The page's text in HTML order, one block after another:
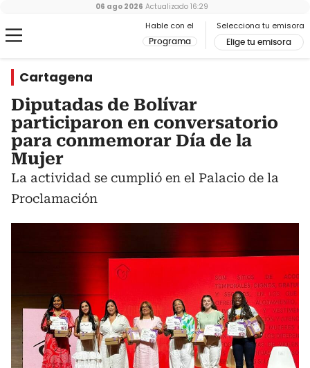
Hable con el
Programa
Selecciona tu emisora
Elige tu emisora
06 ago 2026 Actualizado 16:29
Cartagena
Diputadas de Bolívar
participaron en conversatorio
para conmemorar Día de la
Mujer
La actividad se cumplió en el Palacio de la
Proclamación